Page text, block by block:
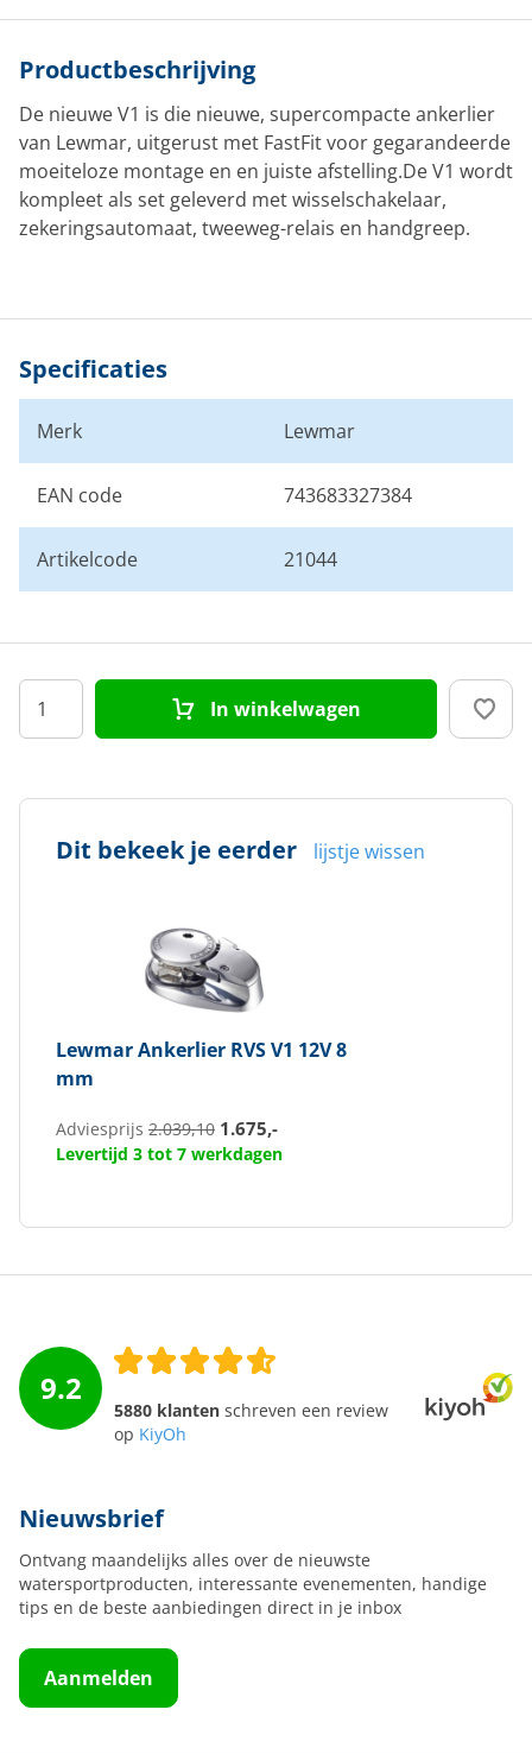
Productbeschrijving
De nieuwe V1 is die nieuwe, supercompacte ankerlier
van Lewmar, uitgerust met FastFit voor gegarandeerde
moeiteloze montage en en juiste afstelling.De V1 wordt
kompleet als set geleverd met wisselschakelaar,
zekeringsautomaat, tweeweg-relais en handgreep.
Specificaties
Merk Lewmar
EAN code 743683327384
Artikelcode 21044
In winkelwagen
Dit bekeek je eerder lijstje wissen
LewmarAnkerlier RVS V1 12V 8
mm
Adviesprijs 2.039,10 1.675,-
Levertijd 3 tot 7 werkdagen
9.2
5880 klanten schreven een review
op KiyOh
Nieuwsbrief
Ontvang maandelijks alles over de nieuwste
watersportproducten, interessante evenementen, handige
tips en de beste aanbiedingen direct in je inbox
Aanmelden